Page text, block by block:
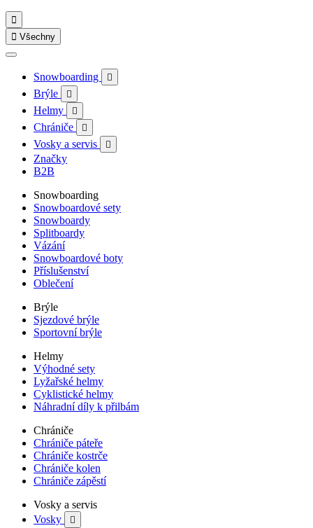

 Všechny
Snowboarding 
Brýle 
Helmy 
Chrániče 
Vosky a servis 
Značky
B2B
Snowboarding
Snowboardové sety
Snowboardy
Splitboardy
Vázání
Snowboardové boty
Příslušenství
Oblečení
Brýle
Sjezdové brýle
Sportovní brýle
Helmy
Výhodné sety
Lyžařské helmy
Cyklistické helmy
Náhradní díly k přilbám
Chrániče
Chrániče páteře
Chrániče kostrče
Chrániče kolen
Chrániče zápěstí
Vosky a servis
Vosky
